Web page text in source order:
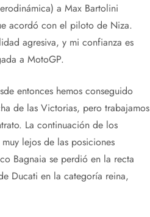
a Max Bartolini
acordó con el piloto de Niza.
agresiva, y mi confianza es
a MotoGP.
entonces hemos conseguido
de las Victorias, pero trabajamos
La continuación de los
lejos de las posiciones
Bagnaia se perdió en la recta
Ducati en la categoría reina,